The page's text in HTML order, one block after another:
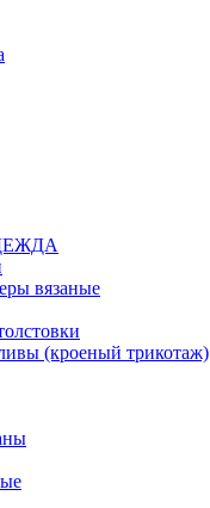
вязаные
(кроеный трикотаж)